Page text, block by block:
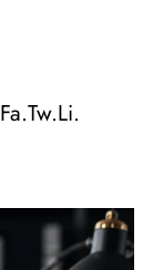
Fa.Tw.Li.